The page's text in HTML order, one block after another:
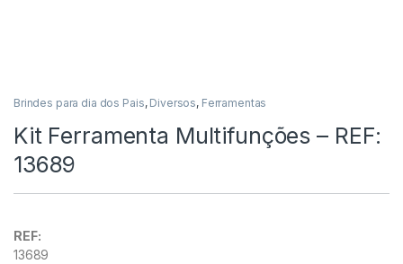
Brindes para dia dos Pais, Diversos, Ferramentas
Kit Ferramenta Multifunções – REF:
13689
REF:
13689